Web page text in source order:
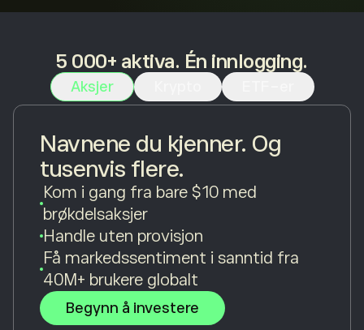
5 000+ aktiva. Én innlogging.
Aksjer
Navnene du kjenner. Og
tusenvis flere.
Kom i gang fra bare $10 med
brøkdelsaksjer
Handle uten provisjon
Få markedssentiment i sanntid fra
40M+ brukere globalt
Begynn å investere